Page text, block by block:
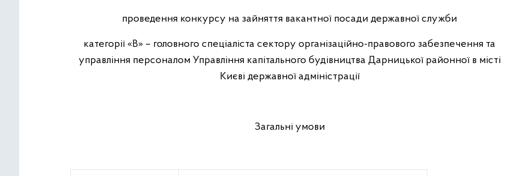
проведення конкурсу на зайняття вакантної посади державної служби
категорії «В» – головного спеціаліста сектору організаційно-правового забезпечення та
управління персоналом Управління капітального будівництва Дарницької районної в місті
Києві державної адміністрації
Загальні умови